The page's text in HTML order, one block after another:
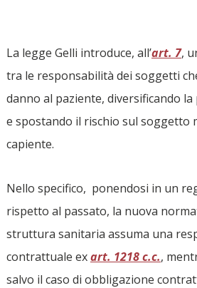
La legge Gelli introduce, all’art. 7,
tra le responsabilità dei soggetti
danno al paziente, diversificando
e spostando il rischio sul soggetto
capiente.
Nello specifico, ponendosi in un
rispetto al passato, la nuova
struttura sanitaria assuma una
contrattuale exart. 1218 c.c.,
salvo il caso di obbligazione